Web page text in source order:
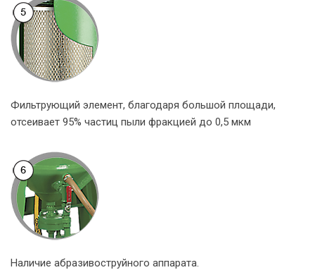
Фильтрующий элемент, благодаря большой площади,
отсеивает 95% частиц пыли фракцией до 0,5 мкм
Наличие абразивоструйного аппарата.